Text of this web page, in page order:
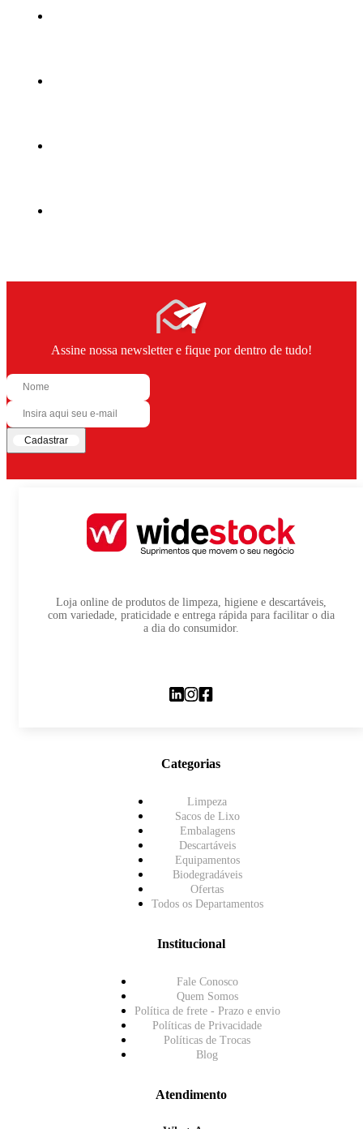
Assine nossa newsletter e fique por dentro de tudo!
Cadastrar
Loja online de produtos de limpeza, higiene e descartáveis,
com variedade, praticidade e entrega rápida para facilitar o dia
a dia do consumidor.
Categorias
Limpeza
Sacos de Lixo
Embalagens
Descartáveis
Equipamentos
Biodegradáveis
Ofertas
Todos os Departamentos
Institucional
Fale Conosco
Quem Somos
Política de frete - Prazo e envio
Políticas de Privacidade
Políticas de Trocas
Blog
Atendimento